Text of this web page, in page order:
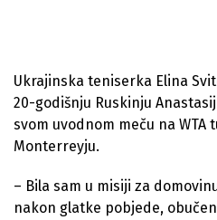
Ukrajinska teniserka Elina
20-godišnju Ruskinju
svom uvodnom meču na
Monterreyju.
– Bila sam u misiji za
nakon glatke pobjede,